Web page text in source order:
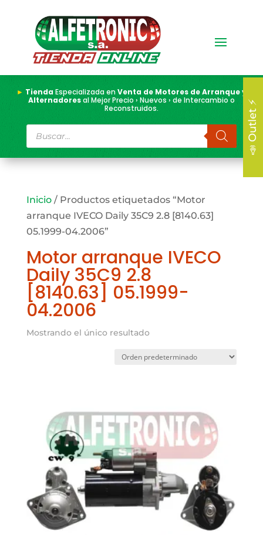
► TiendaEspecializada enVenta de Motores de Arranque y
Alternadoresal Mejor Precio › Nuevos › de Intercambio o
Reconstruidos.
Búsqueda
de
productos
Inicio/ Productos etiquetados “Motor
arranque IVECO Daily 35C9 2.8 [8140.63]
05.1999-04.2006”
Motor arranque IVECO
Daily 35C9 2.8
[8140.63] 05.1999-
04.2006
Mostrando el único resultado
📣 Outlet ⚡